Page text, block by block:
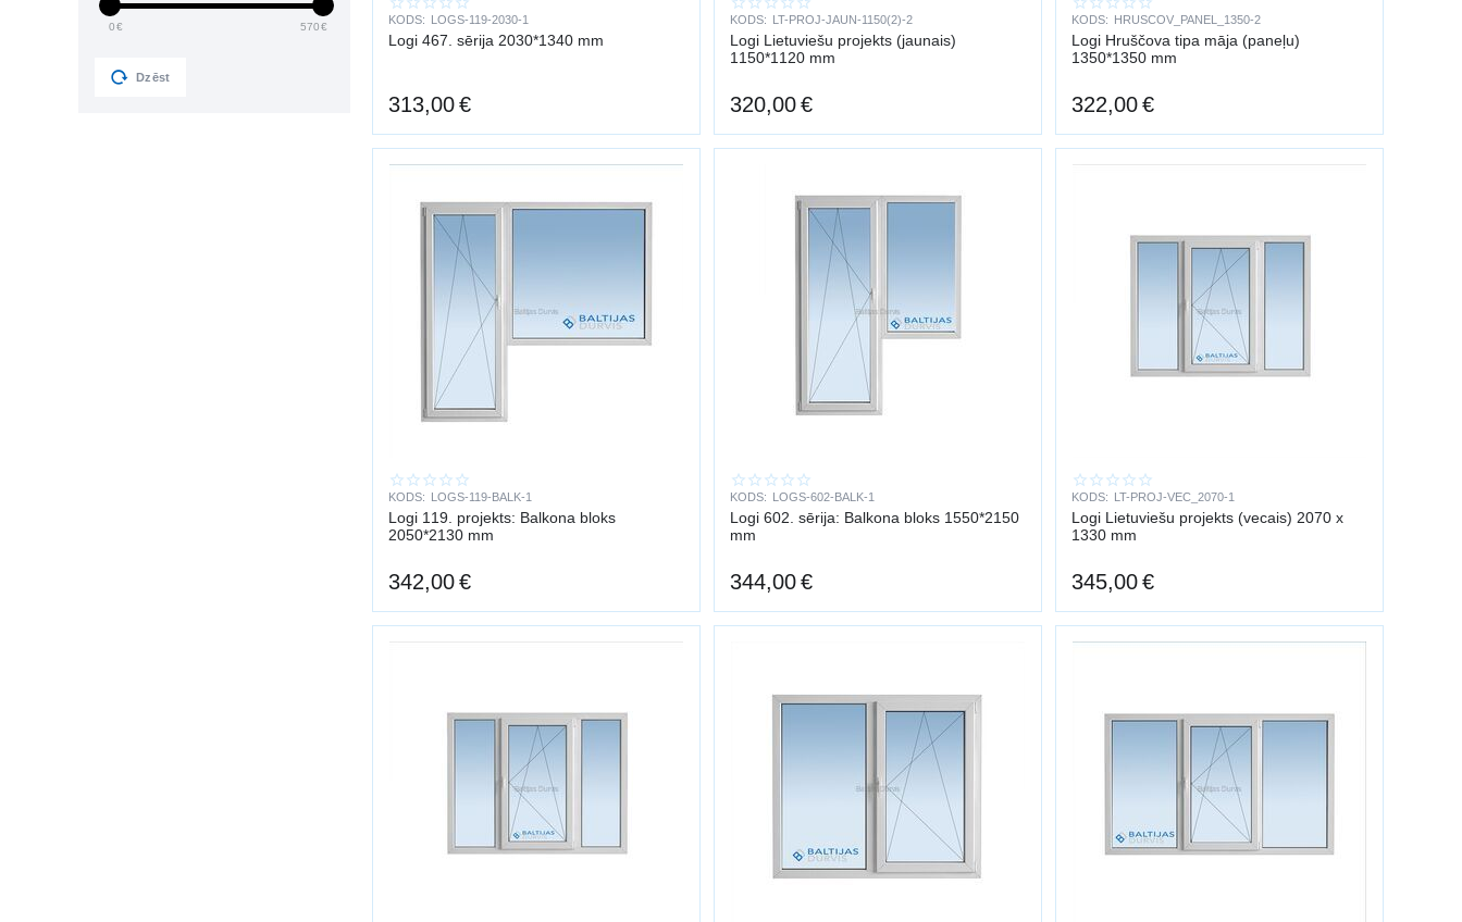
Konsultācija → uzmērīšana → izvēle → piegāde → montāža → regulēšana
Baltijas durvis — vairāk nekā 15 gadu pieredze logu un durvju uzstādīšanā visā Latvijā.
KODS: LOGS-119-2030-1
Logi 467. sērija 2030*1340 mm
313,00€
KODS: LT-PROJ-JAUN-1150(2)-2
Logi Lietuviešu projekts (jaunais)
1150*1120 mm
320,00€
KODS: HRUSCOV_PANEL_1350-2
Logi Hruščova tipa māja (paneļu)
1350*1350 mm
322,00€
KODS: LOGS-119-BALK-1
Logi 119. projekts: Balkona bloks
2050*2130 mm
342,00€
KODS: LOGS-602-BALK-1
Logi 602. sērija: Balkona bloks 1550*2150
mm
344,00€
KODS: LT-PROJ-VEC_2070-1
Logi Lietuviešu projekts (vecais) 2070 x
1330 mm
345,00€
0€ 570€
Dzēst